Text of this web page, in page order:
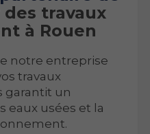
des travaux
à Rouen
notre entreprise
travaux
garantit un
eaux usées et la